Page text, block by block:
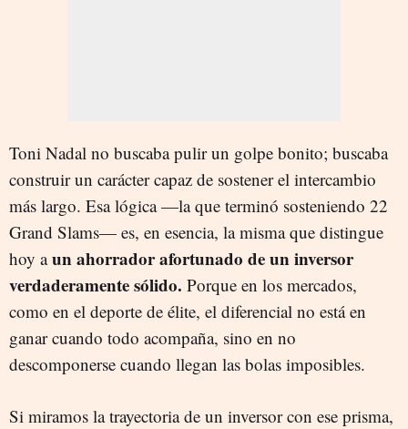
Toni Nadal no buscaba pulir un golpe bonito; buscaba
construir un carácter capaz de sostener el intercambio
más largo. Esa lógica —la que terminó sosteniendo 22
Grand Slams— es, en esencia, la misma que distingue
hoy aun ahorrador afortunado de un inversor
verdaderamente sólido. Porque en los mercados,
como en el deporte de élite, el diferencial no está en
ganar cuando todo acompaña, sino en no
descomponerse cuando llegan las bolas imposibles.
Si miramos la trayectoria de un inversor con ese prisma,